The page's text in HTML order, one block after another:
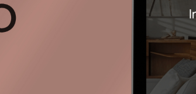
Itupeva - SP
(40 min) e apenas 20 km de Jundiaí (20 min),
as principais rodovias do Estado (Bandeirantes e
mais que um Loteamento de Sucesso! O
idealizado e executado abrangendo lotes
a região de Itupeva chamada de Rota Sul e tudo